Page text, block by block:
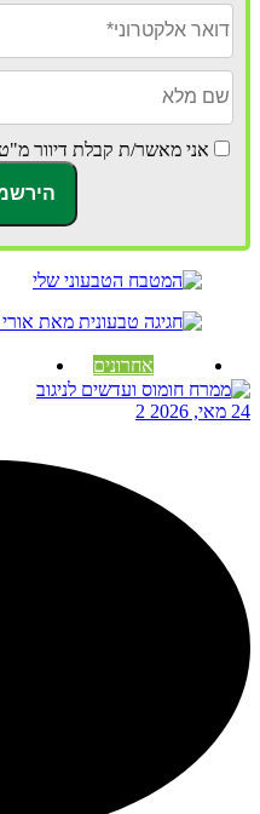
אני מאשר/ת קבלת דיוור
אחרונים
24 מאי, 2026 2